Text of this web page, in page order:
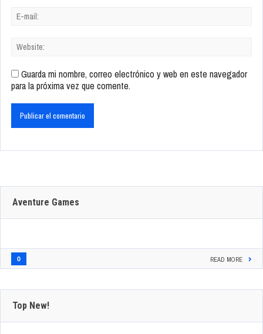
Guarda mi nombre, correo electrónico y web en este navegador
para la próxima vez que comente.
Aventure Games
0 READ MORE
Top New!